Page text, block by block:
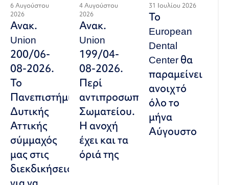
6 Αυγούστου
2026
Ανακ.
Union
200/06-
08-2026.
Το
Πανεπιστήμιο
Δυτικής
Αττικής
σύμμαχός
μας στις
διεκδικήσεις,
4 Αυγούστου
2026
Ανακ.
Union
199/04-
08-2026.
Περί
αντιπροσωπευτικού
Σωματείου.
Η ανοχή
έχει και τα
όριά της
31 Ιουλίου 2026
Το
European
Dental
Center θα
παραμείνει
ανοιχτό
όλο το
μήνα
Αύγουστο